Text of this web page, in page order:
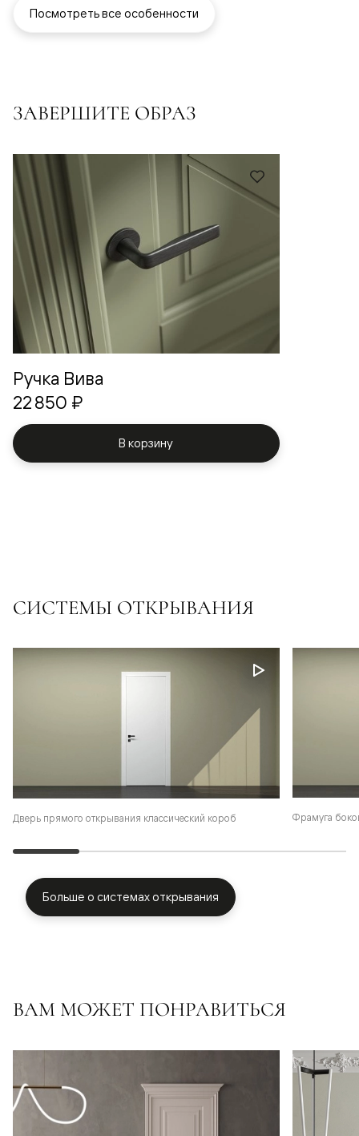
Посмотреть все особенности
ЗАВЕРШИТЕ ОБРАЗ
Ручка Вива
22 850 ₽
В корзину
СИСТЕМЫ ОТКРЫВАНИЯ
Дверь прямого открывания классический короб Фрамуга
Больше о системах открывания
ВАМ МОЖЕТ ПОНРАВИТЬСЯ